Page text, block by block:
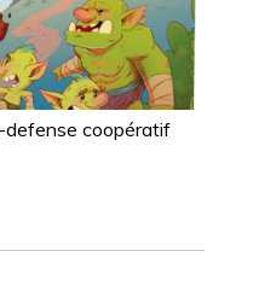
coopératif